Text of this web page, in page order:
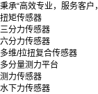
秉承“高效专业，服务客户
扭矩传感器
三分力传感器
六分力传感器
多维/拉扭复合传感器
多分量测力平台
测力传感器
水下力传感器